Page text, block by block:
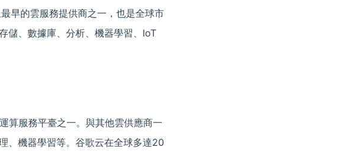
早的雲服務提供商之一，也是全球市
儲、數據庫、分析、機器學習、IoT
算服務平臺之一。與其他雲供應商一
、機器學習等。谷歌云在全球多達20